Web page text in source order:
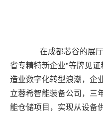
在成都芯谷的展厅
省专精特新企业"等牌见
造业数字化转型浪潮，企
立蓉希智能装备公司，三
能仓储项目，实现从设备